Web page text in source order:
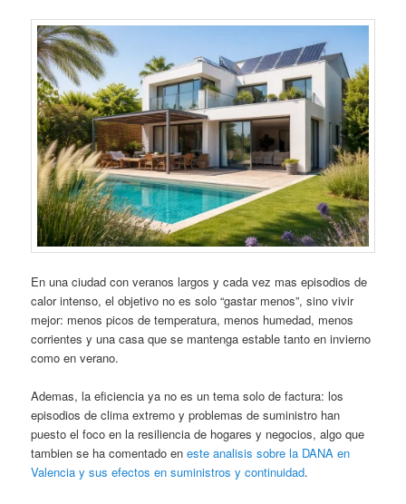
En una ciudad con veranos largos y cada vez mas episodios de
calor intenso, el objetivo no es solo “gastar menos”, sino vivir
mejor: menos picos de temperatura, menos humedad, menos
corrientes y una casa que se mantenga estable tanto en invierno
como en verano.
Ademas, la eficiencia ya no es un tema solo de factura: los
episodios de clima extremo y problemas de suministro han
puesto el foco en la resiliencia de hogares y negocios, algo que
tambien se ha comentado eneste analisis sobre la DANA en
Valencia y sus efectos en suministros y continuidad.